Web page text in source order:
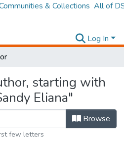
& Collections All of
Log In
starting with
Eliana"
Browse
few letters